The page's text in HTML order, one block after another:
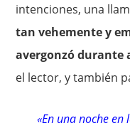
intenciones, una
tan vehemente y
avergonzó durante
el lector, y también
«En una noche